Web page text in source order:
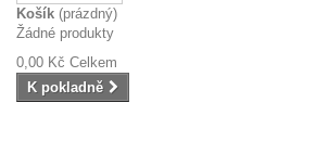
Košík (prázdný)
Žádné produkty
0,00 Kč Celkem
K pokladně